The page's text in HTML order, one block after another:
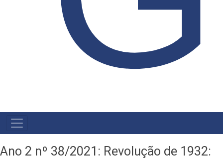
NAVEGAÇÃO
PRINCIPAL
Ano 2 nº 38/2021: Revolução de 1932: